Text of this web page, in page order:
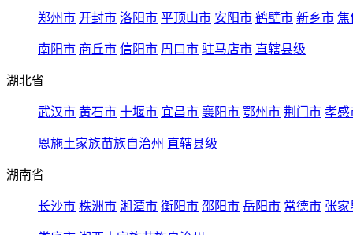
郑州市 开封市 洛阳市 平顶山市 安阳市 鹤壁市 新乡市 焦
南阳市 商丘市 信阳市 周口市 驻马店市 直辖县级
湖北省
武汉市 黄石市 十堰市 宜昌市 襄阳市 鄂州市 荆门市 孝感
恩施土家族苗族自治州 直辖县级
湖南省
长沙市 株洲市 湘潭市 衡阳市 邵阳市 岳阳市 常德市 张家